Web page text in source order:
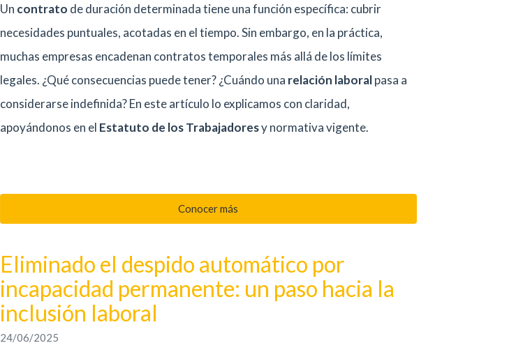
Un contrato de duración determinada tiene una función específica: cubrir
necesidades puntuales, acotadas en el tiempo. Sin embargo, en la práctica,
muchas empresas encadenan contratos temporales más allá de los límites
legales. ¿Qué consecuencias puede tener? ¿Cuándo una relación laboralpasa a
considerarse indefinida? En este artículo lo explicamos con claridad,
apoyándonos en el Estatuto de los Trabajadoresy normativa vigente.
Conocer más
Eliminado el despido automático por
incapacidad permanente: un paso hacia la
inclusión laboral
24/06/2025